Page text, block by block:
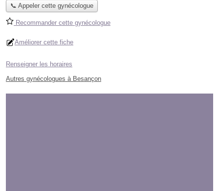
📞 Appeler cette gynécologue
Recommander cette gynécologue
Améliorer cette fiche
Renseigner les horaires
Autres gynécologues à Besançon